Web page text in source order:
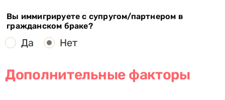
Вы иммигрируете с супругом/партнером в
гражданском браке?
Да Нет
Дополнительные факторы